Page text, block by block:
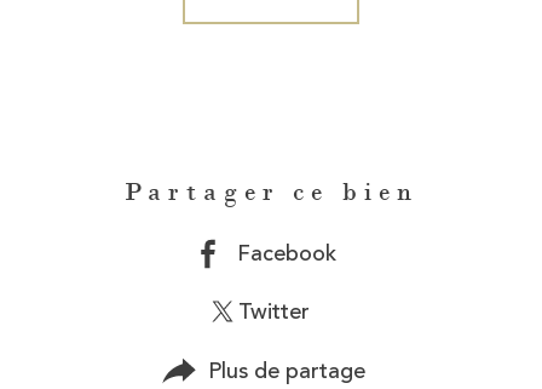
Partager ce bien
Facebook
Twitter
Plus de partage